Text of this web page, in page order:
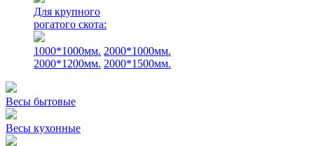
Для крупного
рогатого скота:
1000*1000мм. 2000*1000мм.
2000*1200мм. 2000*1500мм.
Весы бытовые
Весы кухонные